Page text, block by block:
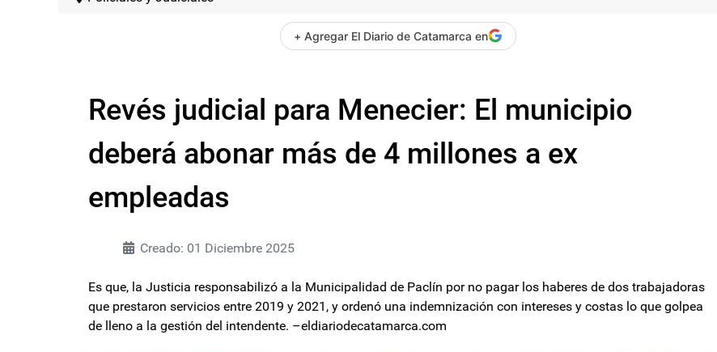
+ Agregar El Diario de Catamarca en
Revés judicial para Menecier: El municipio
deberá abonar más de 4 millones a ex
empleadas
Creado: 01 Diciembre 2025
Es que, la Justicia responsabilizó a la Municipalidad de Paclín por no pagar los haberes de dos trabajadoras
que prestaron servicios entre 2019 y 2021, y ordenó una indemnización con intereses y costas lo que golpea
de lleno a la gestión del intendente. –eldiariodecatamarca.com